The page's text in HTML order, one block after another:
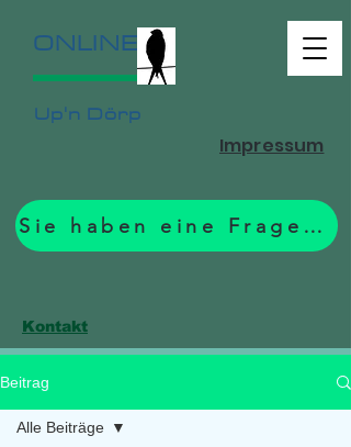
ONLINE
Up'n Dörp
Sie haben eine Frage? Zum Formular.
Impressum
Kontakt
Beitrag
Alle Beiträge